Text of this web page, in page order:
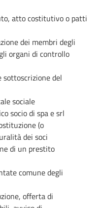
atto costitutivo o patti
dei membri degli
organi di controllo
del
sociale
socio di spa e srl
(o
dei soci
di un prestito
comune degli
offerta di